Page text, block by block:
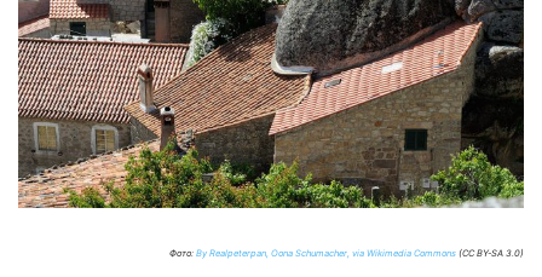
Фото: By Realpeterpan, Oona Schumacher, via Wikimedia Commons (CC BY-SA 3.0)